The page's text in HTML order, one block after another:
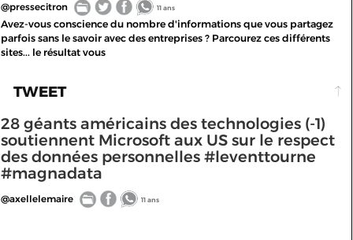
@pressecitron 11 ans
Avez-vous conscience du nombre d'informations que vous partagez
parfois sans le savoir avec des entreprises ? Parcourez ces différents
sites... le résultat vous
TWEET
28 géants américains des technologies (-1)
soutiennent Microsoft aux US sur le respect
des données personnelles #leventtourne
#magnadata
@axellelemaire 11 ans